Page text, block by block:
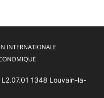
1348 Louvain-la-